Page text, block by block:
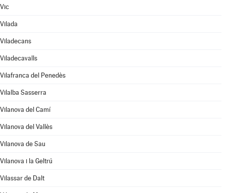
Vic
Vilada
Viladecans
Viladecavalls
Vilafranca del Penedès
Vilalba Sasserra
Vilanova del Camí
Vilanova del Vallès
Vilanova de Sau
Vilanova i la Geltrú
Vilassar de Dalt